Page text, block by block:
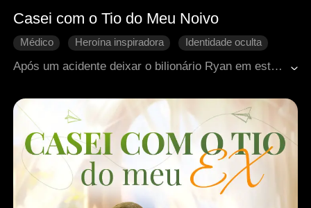
Casei com o Tio do Meu Noivo
Médico Heroína inspiradora
Identidade oculta
Contra-ataque
Romance moderno
Identidades ocultas
Após um acidente deixar o bilionário Ryan em estado vegetativo, Hazel esconde sua genialidade na medicina para cuidar dele por três anos. Ao despertar, porém, ele ainda ama outra. De coração partido, Hazel vira o jogo: troca de noivo, escolhe o tio dele, Adrian, revela seu talento e busca vingança. Enquanto ela ascende e brilha, Ryan, consumido pelo arrependimento, faz de tudo para reconquistá-la.